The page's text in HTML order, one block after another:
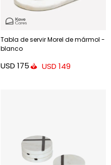
Tabla de servir Morel de mármol -
blanco
USD 175 USD 149